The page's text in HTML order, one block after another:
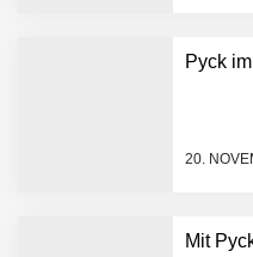
Pyck
20.
Mit